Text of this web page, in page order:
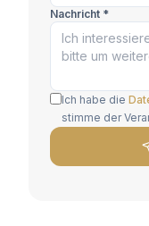
Nachricht *
Ich habe die
stimme der